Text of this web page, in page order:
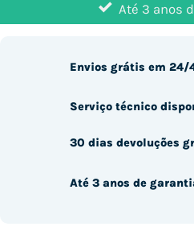
Até 3 anos
Envios grátis em 24/
Serviço técnico
30 dias devoluções
Até 3 anos de